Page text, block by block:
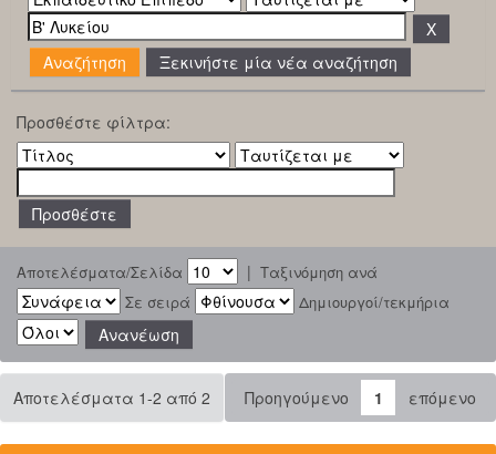
Ξεκινήστε μία νέα αναζήτηση
Προσθέστε φίλτρα:
Αποτελέσματα/Σελίδα | Ταξινόμηση ανά
Σε σειρά
Δημιουργοί/τεκμήρια
Αποτελέσματα 1-2 από 2 Προηγούμενο 1 επόμενο